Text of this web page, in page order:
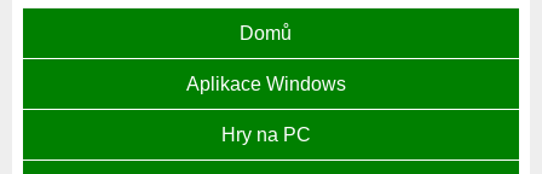
Domů
Aplikace Windows
Hry na PC